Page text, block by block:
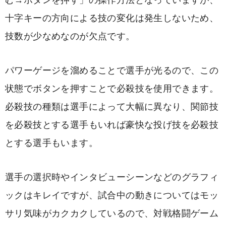
十字キーの方向による技の変化は発生しないため、
技数が少なめなのが欠点です。
パワーゲージを溜めることで選手が光るので、この
状態でボタンを押すことで必殺技を使用できます。
必殺技の種類は選手によって大幅に異なり、関節技
を必殺技とする選手もいれば豪快な投げ技を必殺技
とする選手もいます。
選手の選択時やインタビューシーンなどのグラフィ
ックはキレイですが、試合中の動きについてはモッ
サリ気味がカクカクしているので、対戦格闘ゲーム